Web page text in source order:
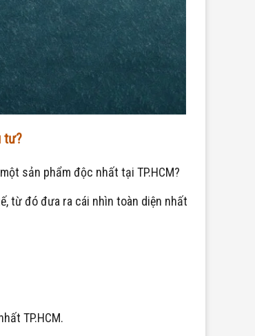
tư?
sản phẩm độc nhất tại TP.HCM?
từ đó đưa ra cái nhìn toàn diện nhất
TP.HCM.